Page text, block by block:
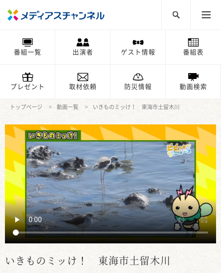
番組一覧 出演者 ゲスト情報 番組表
プレゼント 取材依頼 防災情報 動画検索
トップページ 動画一覧 いきものミッけ！ 東海市土留木川
いきものミッけ！ 東海市土留木川